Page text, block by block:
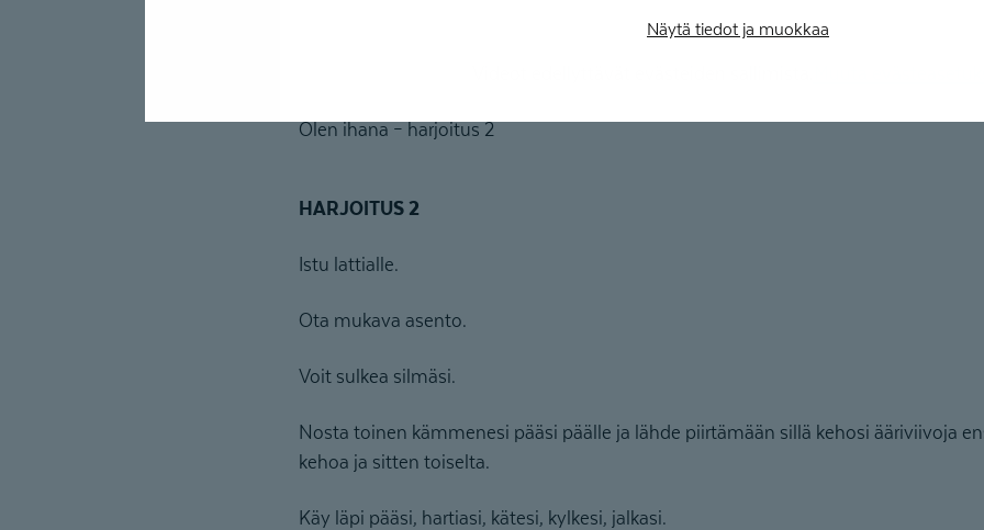
Näytä tiedot ja muokkaa
Olen ihana – harjoitus 2
HARJOITUS 2
Istu lattialle.
Ota mukava asento.
Voit sulkea silmäsi.
Nosta toinen kämmenesi pääsi päälle ja lähde piirtämään sillä kehosi ääriviivoja
kehoa ja sitten toiselta.
Käy läpi pääsi, hartiasi, kätesi, kylkesi, jalkasi.